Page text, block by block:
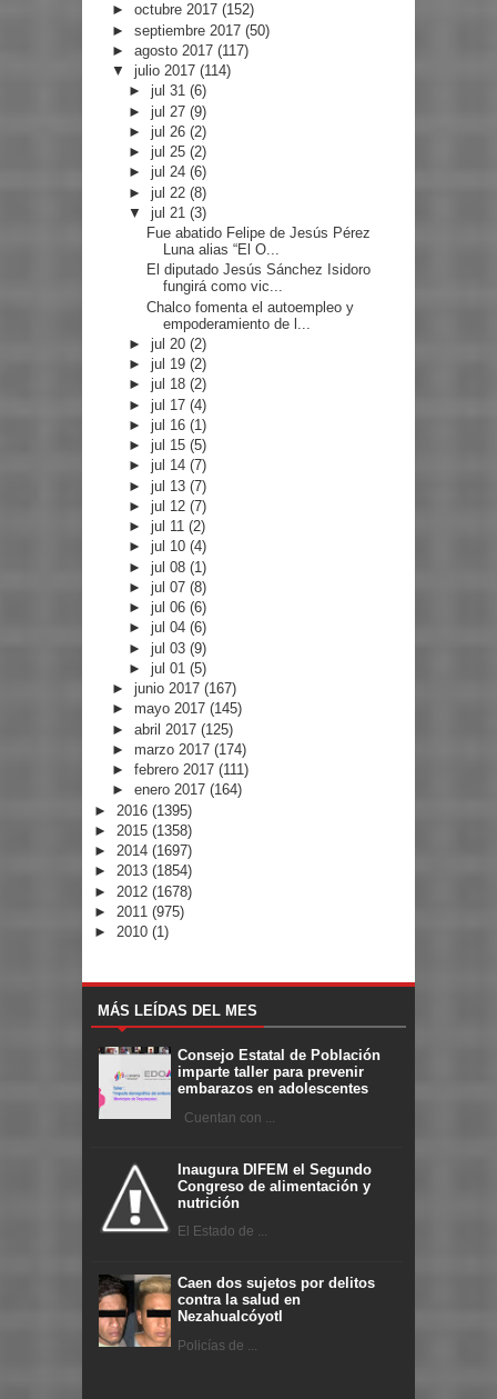
► octubre 2017 (152)
► septiembre 2017 (50)
► agosto 2017 (117)
▼ julio 2017 (114)
►jul 31(6)
►jul 27(9)
►jul 26(2)
►jul 25(2)
►jul 24(6)
►jul 22(8)
▼jul 21(3)
Fue abatido Felipe de Jesús Pérez
Luna alias “El O...
El diputado Jesús Sánchez Isidoro
fungirá como vic...
Chalco fomenta el autoempleo y
empoderamiento de l...
►jul 20(2)
►jul 19(2)
►jul 18(2)
►jul 17(4)
►jul 16(1)
►jul 15(5)
►jul 14(7)
►jul 13(7)
►jul 12(7)
►jul 11(2)
►jul 10(4)
►jul 08(1)
►jul 07(8)
►jul 06(6)
►jul 04(6)
►jul 03(9)
►jul 01(5)
► junio 2017 (167)
► mayo 2017 (145)
► abril 2017 (125)
► marzo 2017 (174)
► febrero 2017 (111)
► enero 2017 (164)
► 2016 (1395)
► 2015 (1358)
► 2014 (1697)
► 2013 (1854)
► 2012 (1678)
► 2011 (975)
► 2010 (1)
MÁS LEÍDAS DEL MES
Consejo Estatal de Población
imparte taller para prevenir
embarazos en adolescentes
Cuentan con ...
Inaugura DIFEM el Segundo
Congreso de alimentación y
nutrición
El Estado de ...
Caen dos sujetos por delitos
contra la salud en
Nezahualcóyotl
Policías de ...